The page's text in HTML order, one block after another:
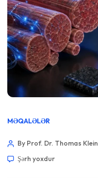
MƏQALƏLƏR
By Prof. Dr. Thomas Klein
Şərh yoxdur